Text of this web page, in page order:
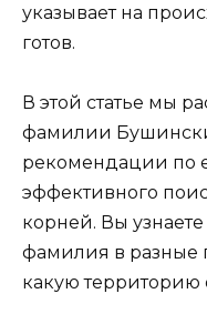
указывает на
готов.
В этой статье мы
фамилии
рекомендации по
эффективного
корней. Вы
фамилия в разные
какую территорию